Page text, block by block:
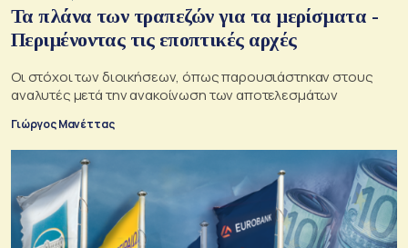
Τα πλάνα των τραπεζών για τα μερίσματα -
Περιμένοντας τις εποπτικές αρχές
Οι στόχοι των διοικήσεων, όπως παρουσιάστηκαν στους
αναλυτές μετά την ανακοίνωση των αποτελεσμάτων
Γιώργος Μανέττας